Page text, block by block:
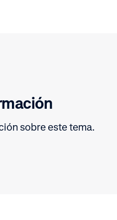
sobre este tema.